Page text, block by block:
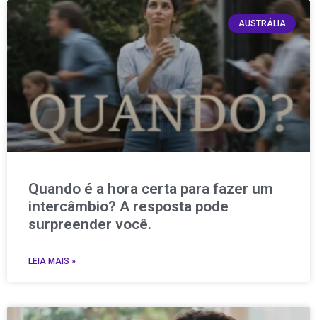
AUSTRÁLIA
Quando é a hora certa para fazer um
intercâmbio? A resposta pode
surpreender você.
LEIA MAIS »